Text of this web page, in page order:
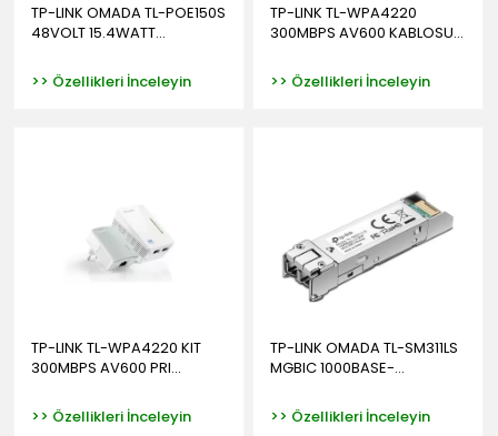
TP-LINK OMADA TL-POE150S
48VOLT 15.4WATT...
>> Özellikleri İnceleyin
TP-LINK TL-WPA4220
300MBPS AV600 KABLOSU...
>> Özellikleri İnceleyin
TP-LINK TL-WPA4220 KIT
300MBPS AV600 PRI...
>> Özellikleri İnceleyin
TP-LINK OMADA TL-SM311LS
MGBIC 1000BASE-...
>> Özellikleri İnceleyin